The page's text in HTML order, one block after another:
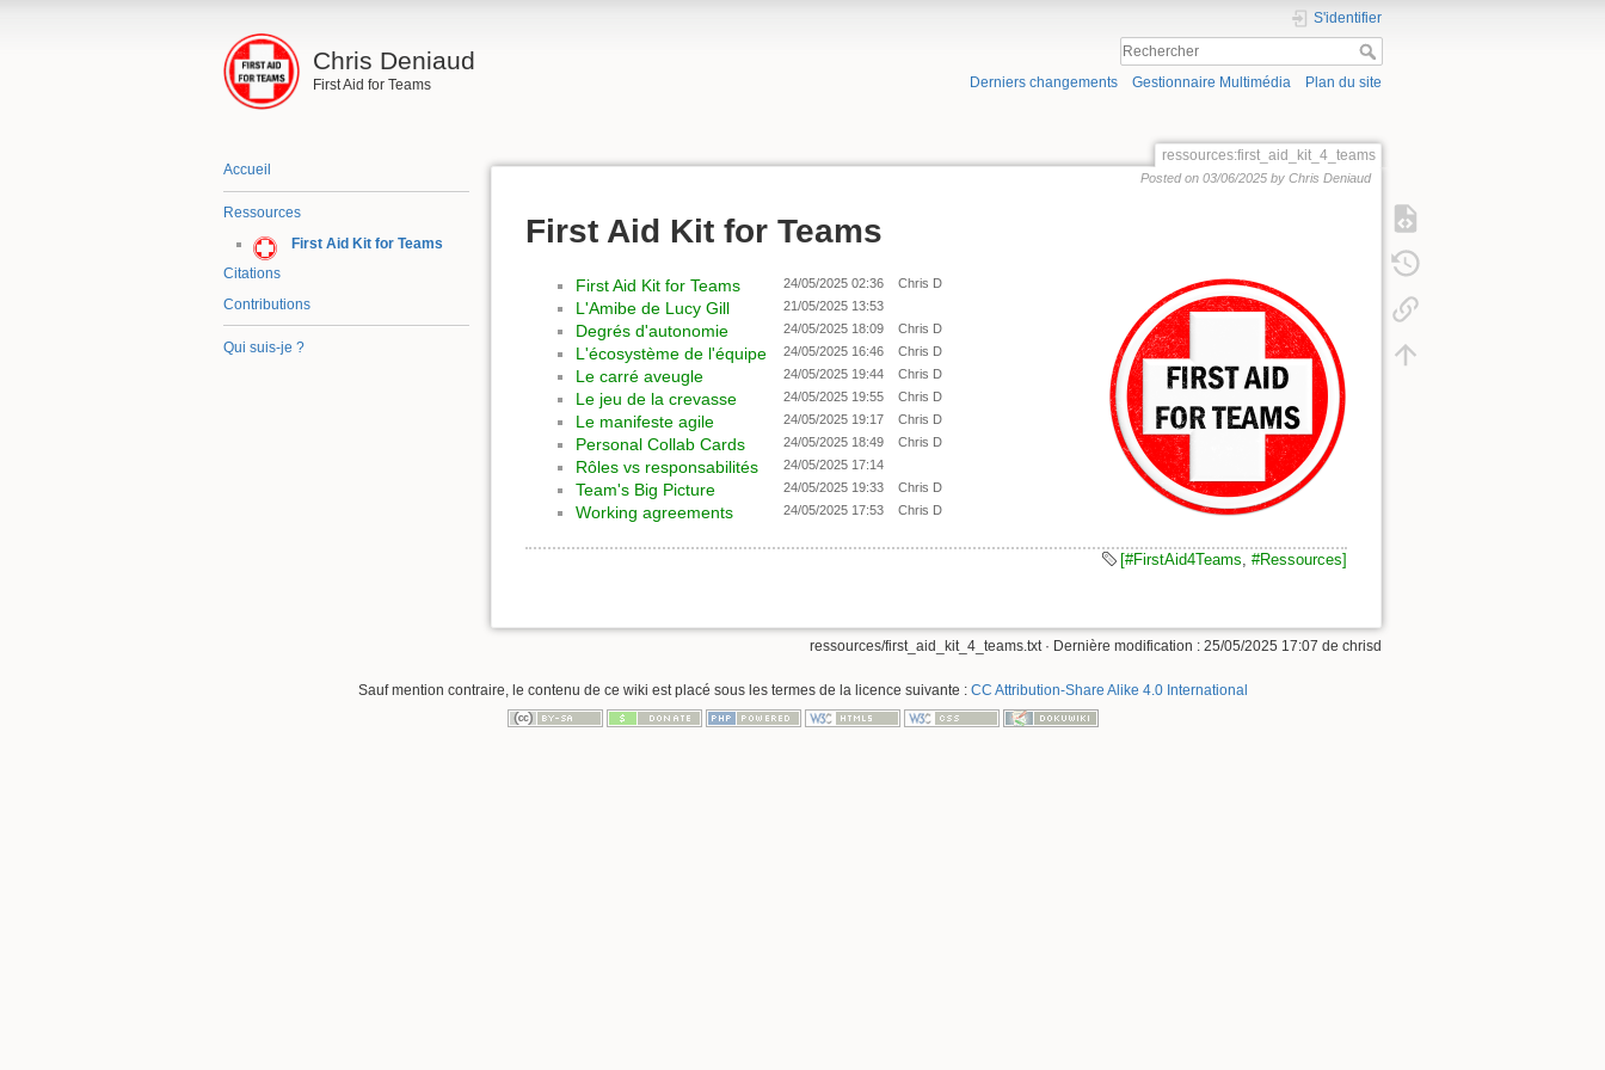
Chris Deniaud
First Aid for Teams
S'identifier
Derniers changements Gestionnaire Multimédia Plan du site
Accueil
Ressources
First Aid Kit for Teams
Citations
Contributions
Qui suis-je ?
ressources:first_aid_kit_4_teams
Posted on 03/06/2025 by Chris Deniaud
First Aid Kit for Teams
First Aid Kit for Teams 24/05/2025 02:36 Chris D
L'Amibe de Lucy Gill 21/05/2025 13:53
Degrés d'autonomie 24/05/2025 18:09 Chris D
L'écosystème de l'équipe 24/05/2025 16:46 Chris D
Le carré aveugle 24/05/2025 19:44 Chris D
Le jeu de la crevasse 24/05/2025 19:55 Chris D
Le manifeste agile 24/05/2025 19:17 Chris D
Personal Collab Cards 24/05/2025 18:49 Chris D
Rôles vs responsabilités 24/05/2025 17:14
Team's Big Picture 24/05/2025 19:33 Chris D
Working agreements 24/05/2025 17:53 Chris D
[#FirstAid4Teams, #Ressources]
ressources/first_aid_kit_4_teams.txt· Dernière modification : 25/05/2025 17:07 de chrisd
Sauf mention contraire, le contenu de ce wiki est placé sous les termes de la licence suivante : CC Attribution-Share Alike 4.0 International